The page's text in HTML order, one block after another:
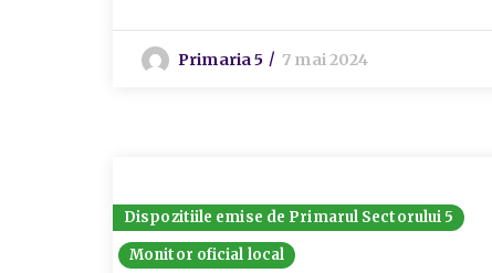
Primaria 5 7 mai 2024
Dispozitiile emise de Primarul Sectorului 5
Monitor oficial local